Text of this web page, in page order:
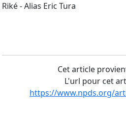
Riké - Alias Eric Tura
Cet article
L'url pour cet
https://www.npds.org/